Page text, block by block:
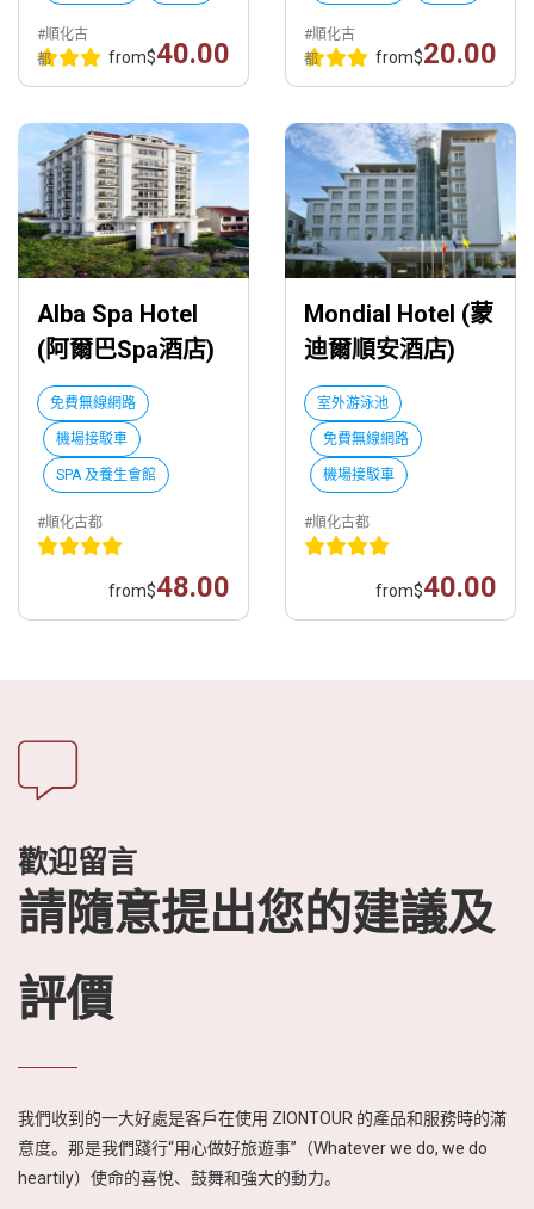
#順化古
都
from$40.00
#順化古
都
from$20.00
Alba Spa Hotel
(阿爾巴Spa酒店)
免費無線網路
機場接駁車
SPA 及養生會館
#順化古都
from$48.00
Mondial Hotel (蒙
迪爾順安酒店)
室外游泳池
免費無線網路
機場接駁車
#順化古都
from$40.00
歡迎留言
請隨意提出您的建議及
評價
我們收到的一大好處是客戶在使用 ZIONTOUR 的產品和服務時的滿
意度。那是我們踐行“用心做好旅遊事”（Whatever we do, we do
heartily）使命的喜悅、鼓舞和強大的動力。